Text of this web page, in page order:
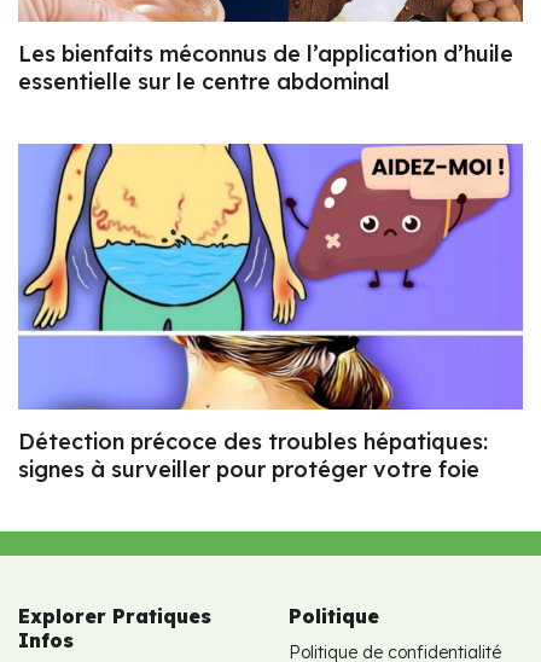
Les bienfaits méconnus de l’application d’huile
essentielle sur le centre abdominal
Détection précoce des troubles hépatiques:
signes à surveiller pour protéger votre foie
Explorer Pratiques
Infos
Politique
Politique de confidentialité